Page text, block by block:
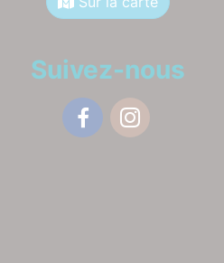
Suivez-nous